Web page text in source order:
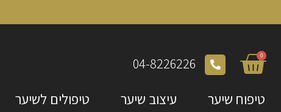
0
04-8226226
טיפוח שיער עיצוב שיער טיפולים לשיער